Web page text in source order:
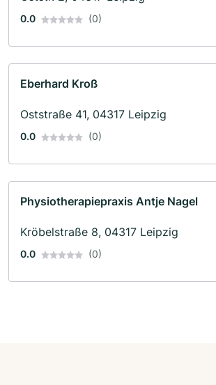
0.0 (0)
Eberhard Kroß
Oststraße 41, 04317 Leipzig
0.0 (0)
Physiotherapiepraxis Antje Nagel
Kröbelstraße 8, 04317 Leipzig
0.0 (0)